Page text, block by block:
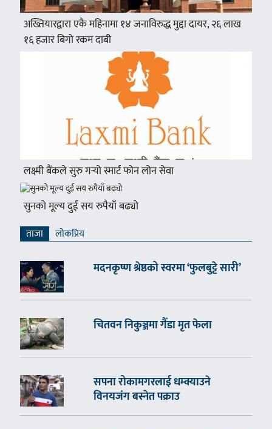
अख्तियारद्वारा एकै महिनामा १४ जनाविरुद्ध मुद्दा दायर, २६ लाख
१६ हजार बिगो रकम दाबी
लक्ष्मी बैंकले सुरु गर्‍यो स्मार्ट फोन लोन सेवा
सुनको मूल्य दुई सय रुपैयाँ बढ्यो
ताजा लाेकप्रिय
मदनकृष्ण श्रेष्ठको स्वरमा ‘फुलबुट्टे सारी’
चितवन निकुञ्जमा गैँडा मृत फेला
सपना रोकामगरलाई धम्क्याउने
विनयजंग बस्नेत पक्राउ